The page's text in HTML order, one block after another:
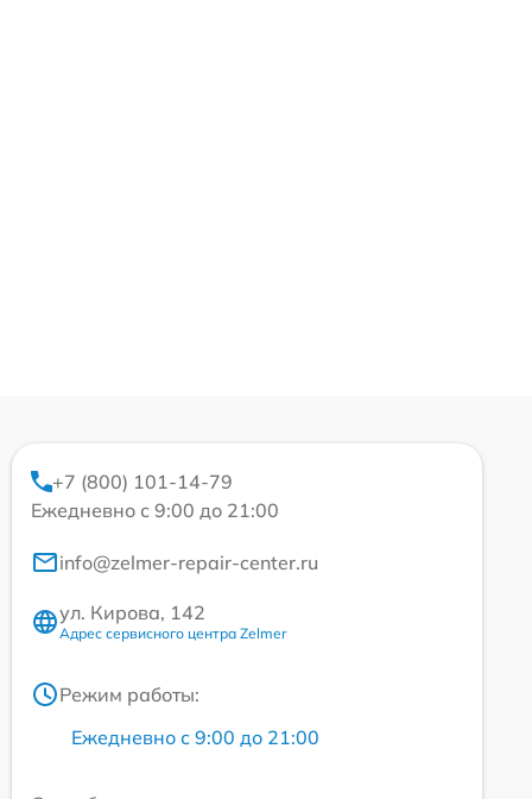
+7 (800) 101-14-79
Ежедневно с 9:00 до 21:00
info@zelmer-repair-center.ru
ул. Кирова, 142
Адрес сервисного центра Zelmer
Режим работы:
Ежедневно с 9:00 до 21:00